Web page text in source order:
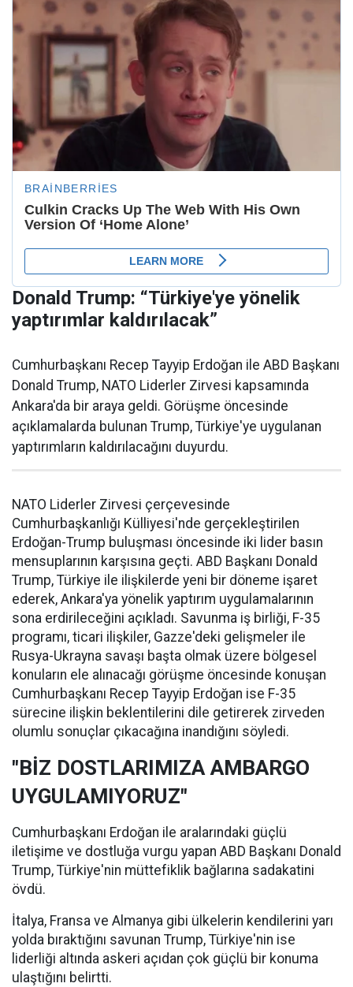
Donald Trump: “Türkiye'ye yönelik
yaptırımlar kaldırılacak”
Cumhurbaşkanı Recep Tayyip Erdoğan ile ABD Başkanı
Donald Trump, NATO Liderler Zirvesi kapsamında
Ankara'da bir araya geldi. Görüşme öncesinde
açıklamalarda bulunan Trump, Türkiye'ye uygulanan
yaptırımların kaldırılacağını duyurdu.
NATO Liderler Zirvesi çerçevesinde
Cumhurbaşkanlığı Külliyesi'nde gerçekleştirilen
Erdoğan-Trump buluşması öncesinde iki lider basın
mensuplarının karşısına geçti. ABD Başkanı Donald
Trump, Türkiye ile ilişkilerde yeni bir döneme işaret
ederek, Ankara'ya yönelik yaptırım uygulamalarının
sona erdirileceğini açıkladı. Savunma iş birliği, F-35
programı, ticari ilişkiler, Gazze'deki gelişmeler ile
Rusya-Ukrayna savaşı başta olmak üzere bölgesel
konuların ele alınacağı görüşme öncesinde konuşan
Cumhurbaşkanı Recep Tayyip Erdoğan ise F-35
sürecine ilişkin beklentilerini dile getirerek zirveden
olumlu sonuçlar çıkacağına inandığını söyledi.
"BİZ DOSTLARIMIZA AMBARGO
UYGULAMIYORUZ"
Cumhurbaşkanı Erdoğan ile aralarındaki güçlü
iletişime ve dostluğa vurgu yapan ABD Başkanı Donald
Trump, Türkiye'nin müttefiklik bağlarına sadakatini
övdü.
İtalya, Fransa ve Almanya gibi ülkelerin kendilerini yarı
yolda bıraktığını savunan Trump, Türkiye'nin ise
liderliği altında askeri açıdan çok güçlü bir konuma
ulaştığını belirtti.